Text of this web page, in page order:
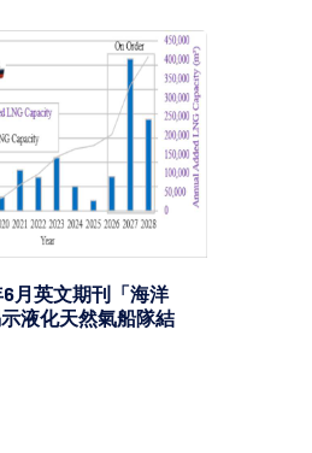
月英文期刊「海洋
液化天然氣船隊結